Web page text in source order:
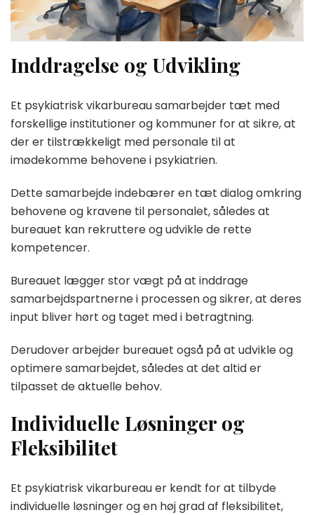
Inddragelse og Udvikling
Et psykiatrisk vikarbureau samarbejder tæt med
forskellige institutioner og kommuner for at sikre, at
der er tilstrækkeligt med personale til at
imødekomme behovene i psykiatrien.
Dette samarbejde indebærer en tæt dialog omkring
behovene og kravene til personalet, således at
bureauet kan rekruttere og udvikle de rette
kompetencer.
Bureauet lægger stor vægt på at inddrage
samarbejdspartnerne i processen og sikrer, at deres
input bliver hørt og taget med i betragtning.
Derudover arbejder bureauet også på at udvikle og
optimere samarbejdet, således at det altid er
tilpasset de aktuelle behov.
Individuelle Løsninger og
Fleksibilitet
Et psykiatrisk vikarbureau er kendt for at tilbyde
individuelle løsninger og en høj grad af fleksibilitet,